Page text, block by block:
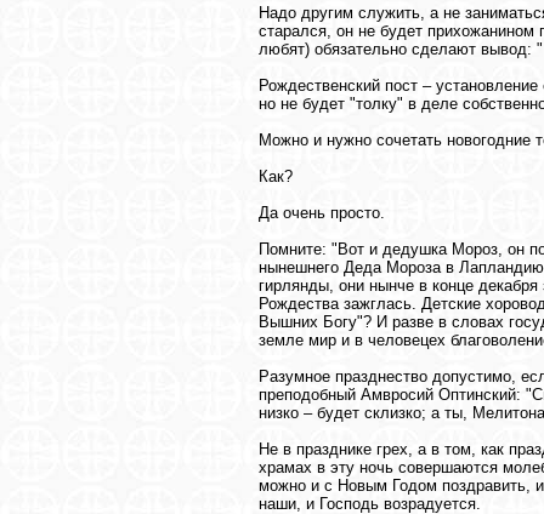
Надо другим служить, а не
старался, он не будет
любят) обязательно сделают вывод:
Рождественский пост –
но не будет "толку" в деле
Можно и нужно сочетать новогодние
Как?
Да очень просто.
Помните: "Вот и дедушка Мороз, он
нынешнего Деда Мороза в
гирлянды, они нынче в конце
Рождества зажглась. Детские
Вышних Богу"? И разве в словах
земле мир и в человецех
Разумное празднество допустимо,
преподобный Амвросий Оптинский:
низко – будет склизко; а ты,
Не в празднике грех, а в том, как
храмах в эту ночь совершаются
можно и с Новым Годом поздравить,
наши, и Господь возрадуется.